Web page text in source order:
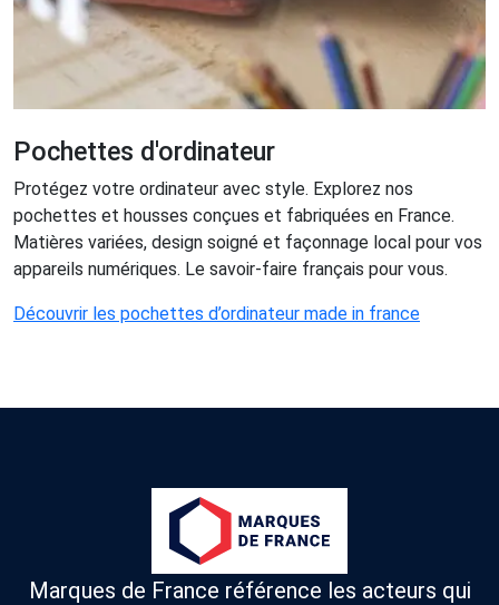
Pochettes d'ordinateur
Protégez votre ordinateur avec style. Explorez nos
pochettes et housses conçues et fabriquées en France.
Matières variées, design soigné et façonnage local pour vos
appareils numériques. Le savoir-faire français pour vous.
Découvrir les pochettes d’ordinateur made in france
Marques de France référence les acteurs qui